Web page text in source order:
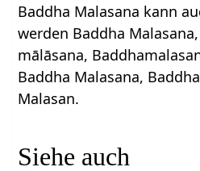
Baddha Malasana kann
werden Baddha Malasana,
mālāsana,
Baddha Malasana,
Malasan.
Siehe auch